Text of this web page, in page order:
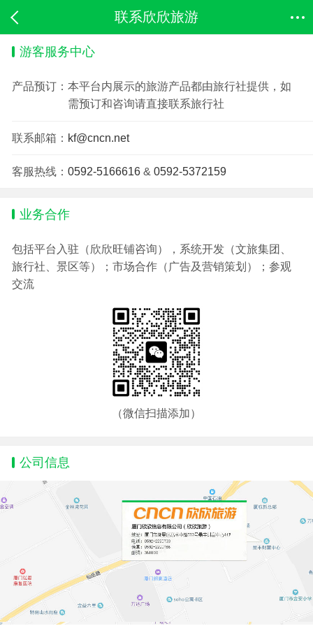
联系欣欣旅游
游客服务中心
产品预订： 本平台内展示的旅游产品都由旅行社提供，如
需预订和咨询请直接联系旅行社
联系邮箱： kf@cncn.net
客服热线： 0592-5166616& 0592-5372159
业务合作
包括平台入驻（欣欣旺铺咨询），系统开发（文旅集团、
旅行社、景区等）；市场合作（广告及营销策划）；参观
交流
（微信扫描添加）
公司信息